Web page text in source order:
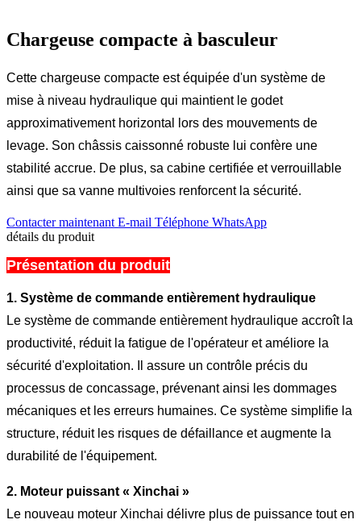
Chargeuse compacte à basculeur
Cette chargeuse compacte est équipée d'un système de
mise à niveau hydraulique qui maintient le godet
approximativement horizontal lors des mouvements de
levage. Son châssis caissonné robuste lui confère une
stabilité accrue. De plus, sa cabine certifiée et verrouillable
ainsi que sa vanne multivoies renforcent la sécurité.
Contacter maintenant E-mail Téléphone WhatsApp
détails du produit
Présentation du produit
1. Système de commande entièrement hydraulique
Le système de commande entièrement hydraulique accroît la
productivité, réduit la fatigue de l'opérateur et améliore la
sécurité d'exploitation. Il assure un contrôle précis du
processus de concassage, prévenant ainsi les dommages
mécaniques et les erreurs humaines. Ce système simplifie la
structure, réduit les risques de défaillance et augmente la
durabilité de l'équipement.
2. Moteur puissant « Xinchai »
Le nouveau moteur Xinchai délivre plus de puissance tout en